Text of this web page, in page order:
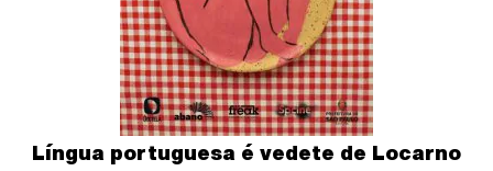
Língua portuguesa é vedete de Locarno